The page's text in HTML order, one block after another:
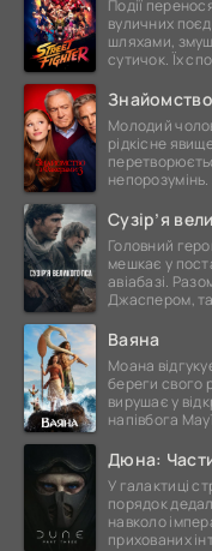
Події
вуличних
шляхами,
сутичок. Їх
Молодий
рідкісне
Сузір’я
Головний
мешкає у
авіабазі.
Джаспером,
Ваяна
Моана
береги свого
вирушає у
напівбога
Дюна:
У галактиці
порядок
навколо
прихованих